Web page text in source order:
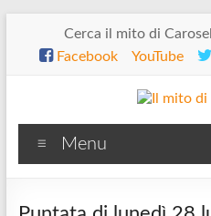
contenuto
Cerca il mito di
Facebook
YouTube
Il
mito
di
Menu